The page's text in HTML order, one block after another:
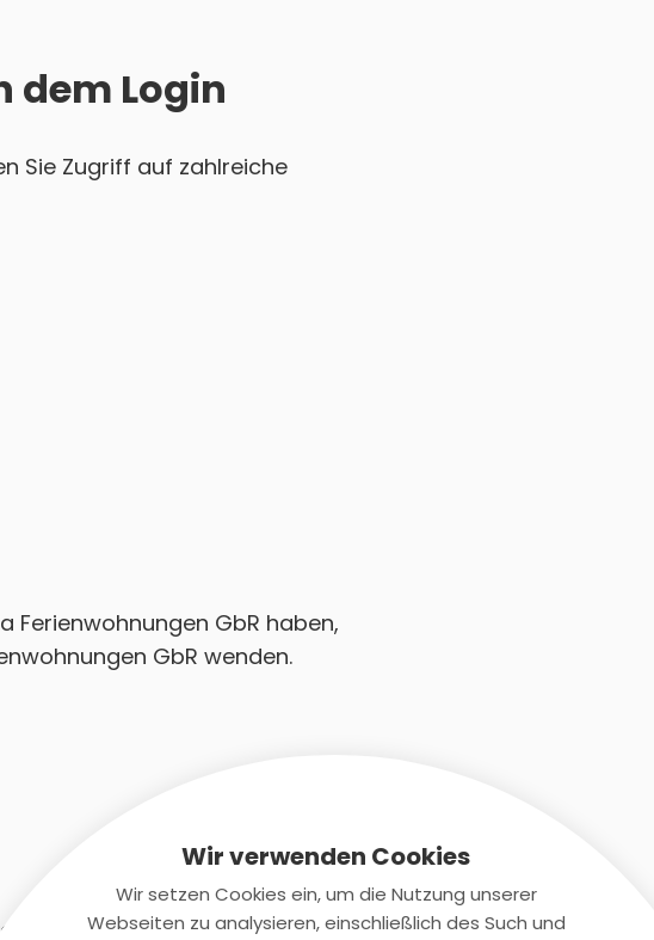
dem Login
Sie Zugriff auf zahlreiche
Ferienwohnungen GbR haben,
GbR wenden.
Kontaktiere uns
Wir verwenden Cookies
Wir setzen Cookies ein, um die Nutzung unserer
Webseiten zu analysieren, einschließlich des Such und